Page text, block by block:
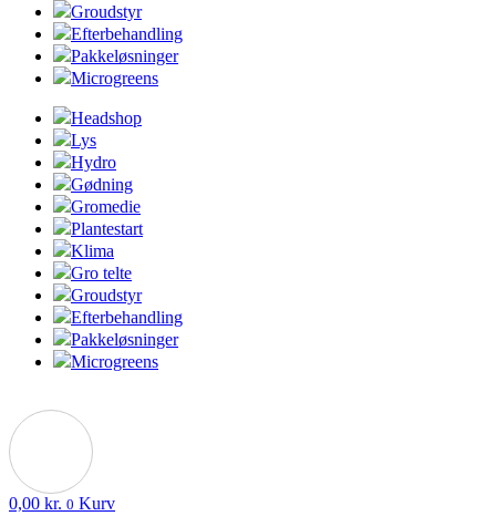
Groudstyr
Efterbehandling
Pakkeløsninger
Microgreens
Headshop
Lys
Hydro
Gødning
Gromedie
Plantestart
Klima
Gro telte
Groudstyr
Efterbehandling
Pakkeløsninger
Microgreens
0,00 kr. 0 Kurv